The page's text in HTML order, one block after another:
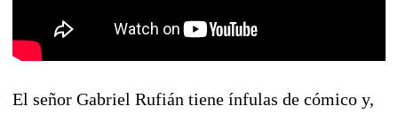
El señor Gabriel Rufián tiene ínfulas de cómico y,